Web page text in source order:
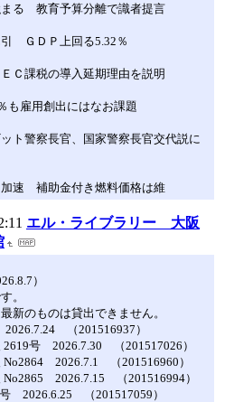
まる 教育予算分離で識者提言
ＧＤＰ上回る5.32％
Ｃ課税の導入延期理由を説明
も雇用創出にはなお課題
ト警察長官、国家警察長官交代説に
速 補助金付き燃料価格は維
エル・ライブラリー 大阪
）
。
新のものは貸出できません。
（201516937）
2619号 2026.7.30 （201517026）
No2864 2026.7.1 （201516960）
No2865 2026.7.15 （201516994）
2026.6.25 （201517059）